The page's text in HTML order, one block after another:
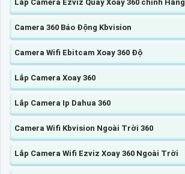
Lắp Camera Ezviz Quay Xoay 360 chính Hãng
Camera 360 Báo Động Kbvision
Camera Wifi Ebitcam Xoay 360 Độ
Lắp Camera Xoay 360
Lắp Camera Ip Dahua 360
Camera Wifi Kbvision Ngoài Trời 360
Lắp Camera Wifi Ezviz Xoay 360 Ngoài Trời